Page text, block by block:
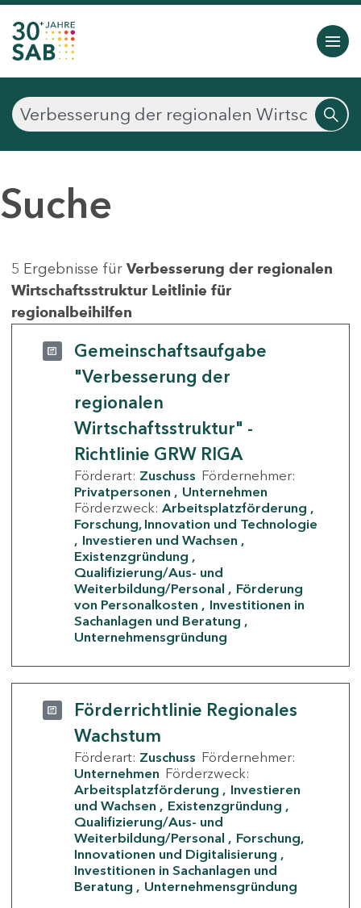
Suche
5 Ergebnisse für Verbesserung der regionalen
Wirtschaftsstruktur Leitlinie für
regionalbeihilfen
Gemeinschaftsaufgabe
"Verbesserung der
regionalen
Wirtschaftsstruktur" -
Richtlinie GRW RIGA
Förderart: Zuschuss Fördernehmer:
Privatpersonen
Unternehmen
Förderzweck: Arbeitsplatzförderung
Forschung, Innovation und Technologie
Investieren und Wachsen
Existenzgründung
Qualifizierung/Aus- und
Weiterbildung/Personal
Förderung
von Personalkosten
Investitionen in
Sachanlagen und Beratung
Unternehmensgründung
Förderrichtlinie Regionales
Wachstum
Förderart: Zuschuss Fördernehmer:
Unternehmen Förderzweck:
Arbeitsplatzförderung
Investieren
und Wachsen
Existenzgründung
Qualifizierung/Aus- und
Weiterbildung/Personal
Forschung,
Innovationen und Digitalisierung
Investitionen in Sachanlagen und
Beratung
Unternehmensgründung